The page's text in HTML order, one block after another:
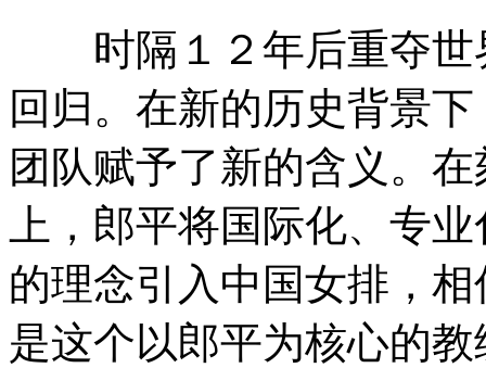
时隔１２年后重夺世
回归。在新的历史背景
团队赋予了新的含义。
上，郎平将国际化、专
的理念引入中国女排，
是这个以郎平为核心的